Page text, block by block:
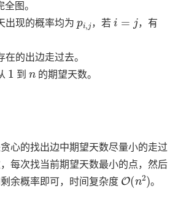
图。
出现的概率均为 ，若
i=
，有
的出边走过去。
1
到 的期望天数。
心的找出边中期望天数尽量小的走过
每次找当前期望天数最小的点，然后
余概率即可，时间复杂度
O( 2)
。